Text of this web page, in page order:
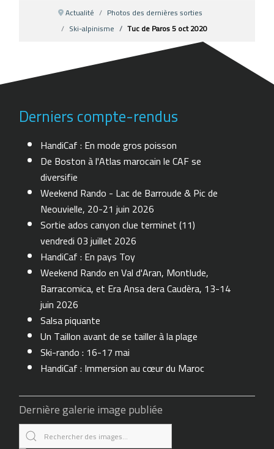
Actualité
Photos des dernières sorties
Ski-alpinisme
Tuc de Paros 5 oct 2020
Derniers compte-rendus
HandiCaf : En mode gros poisson
De Boston à l'Atlas marocain le CAF se
diversifie
Weekend Rando - Lac de Barroude & Pic de
Neouvielle, 20-21 juin 2026
Sortie ados canyon clue terminet (11)
vendredi 03 juillet 2026
HandiCaf : En pays Toy
Weekend Rando en Val d'Aran, Montlude,
Barracomica, et Era Ansa dera Caudèra, 13-14
juin 2026
Salsa piquante
Un Taillon avant de se tailler à la plage
Ski-rando : 16-17 mai
HandiCaf : Immersion au cœur du Maroc
Dernière galerie image publiée